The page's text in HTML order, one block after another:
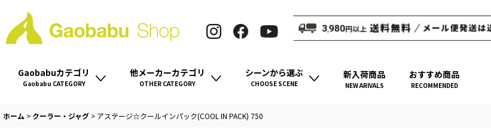
Gaobabuカテゴリ
Gaobabu CATEGORY
他メーカーカテゴリ
OTHER CATEGORY
シーンから選ぶ
CHOOSE SCENE
新入荷商品
NEW ARIVALS
おすすめ商品
RECOMMENDED
ホーム > クーラー・ジャグ > アステージ☆クールインパック(COOL IN PACK) 750